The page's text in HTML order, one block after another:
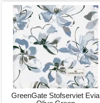
GreenGate Stofserviet Evia